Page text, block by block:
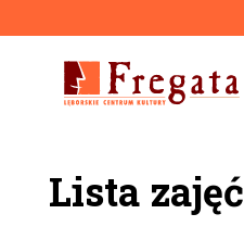
Lista zajęć